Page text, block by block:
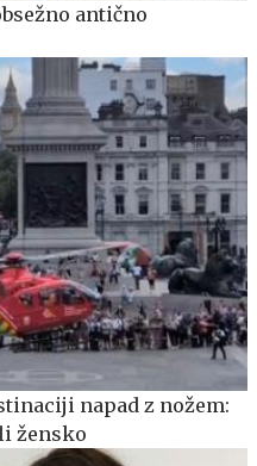
antično
napad z nožem:
žensko